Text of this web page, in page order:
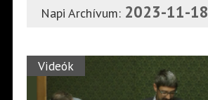
Napi Archívum: 2023-11-18
Videók